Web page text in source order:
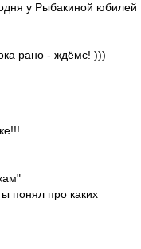
у Рыбакиной юбилей
рано - ждёмс! )))
понял про каких